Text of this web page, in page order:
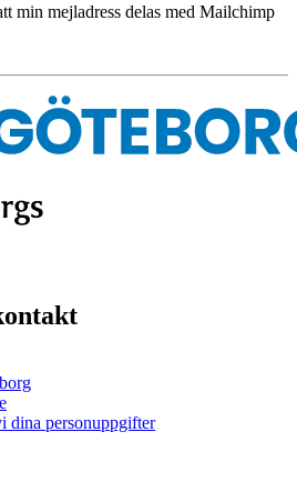
min mejladress delas med Mailchimp
dina personuppgifter